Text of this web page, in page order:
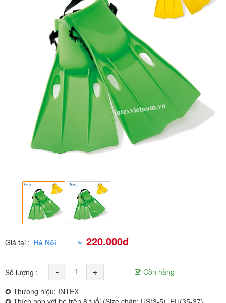
Giá tại : 220.000đ
Số lượng : - +
Còn hàng
✪ Thương hiệu: INTEX